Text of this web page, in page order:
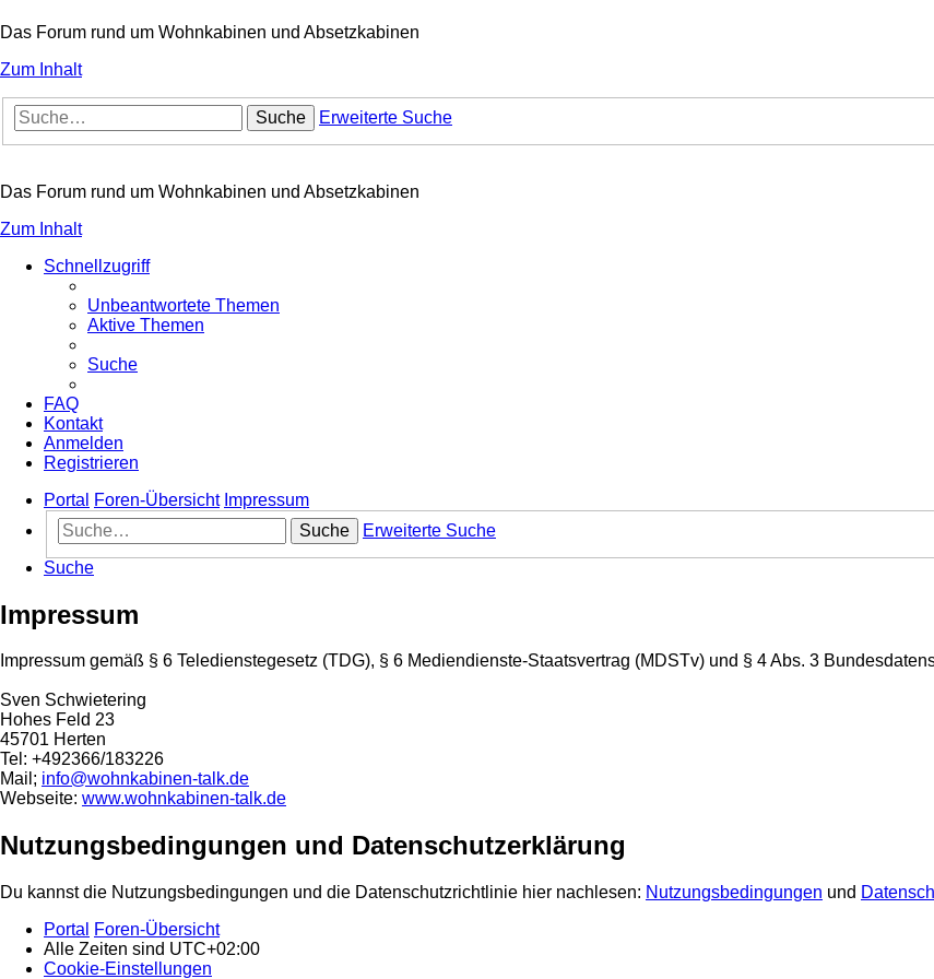
Das Forum rund um Wohnkabinen und Absetzkabinen
Zum Inhalt
Suche Erweiterte Suche
Das Forum rund um Wohnkabinen und Absetzkabinen
Zum Inhalt
Schnellzugriff
Unbeantwortete Themen
Aktive Themen
Suche
FAQ
Kontakt
Anmelden
Registrieren
Portal
Foren-Übersicht Impressum
Suche
Erweiterte Suche
Suche
Impressum
Impressum gemäß § 6 Teledienstegesetz (TDG), § 6 Mediendienste-Staatsvertrag (MDSTv) und § 4 Abs. 3
Sven Schwietering
Hohes Feld 23
45701 Herten
Tel: +492366/183226
Mail; info@wohnkabinen-talk.de
Webseite: www.wohnkabinen-talk.de
Nutzungsbedingungen und Datenschutzerklärung
Du kannst die Nutzungsbedingungen und die Datenschutzrichtlinie hier nachlesen: Nutzungsbedingungen und
Portal
Foren-Übersicht
Alle Zeiten sind UTC+02:00
Cookie-Einstellungen